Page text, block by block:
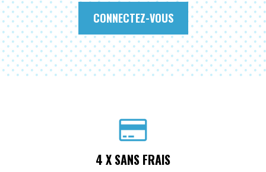
CONNECTEZ-VOUS
4 X SANS FRAIS